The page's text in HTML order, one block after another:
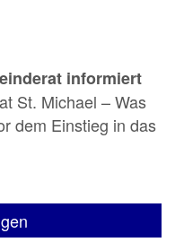
informiert
St. Michael – Was
dem Einstieg in das